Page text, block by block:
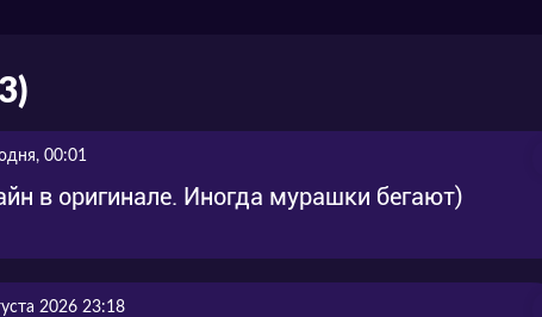
00:01
в оригинале. Иногда мурашки бегают)
2026 23:18